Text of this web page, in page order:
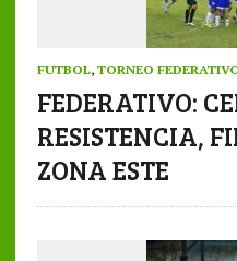
FUTBOL, TORNEO
FEDERATIVO:
RESISTENCIA,
ZONA ESTE